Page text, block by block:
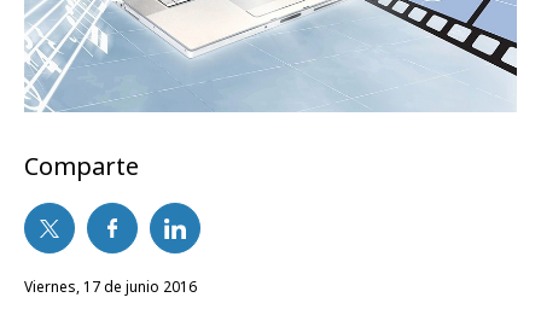
Comparte
viernes, 17 de junio 2016